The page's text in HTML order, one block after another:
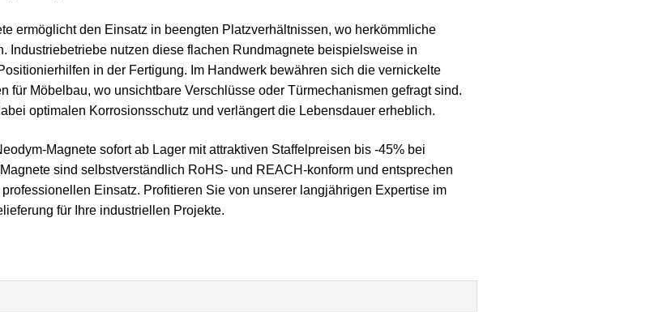
ermöglicht den Einsatz in beengten Platzverhältnissen, wo herkömmliche
Industriebetriebe nutzen diese flachen Rundmagnete beispielsweise in
in der Fertigung. Im Handwerk bewähren sich die vernickelte
für Möbelbau, wo unsichtbare Verschlüsse oder Türmechanismen gefragt sind.
optimalen Korrosionsschutz und verlängert die Lebensdauer erheblich.
Magnete sofort ab Lager mit attraktiven Staffelpreisen bis -45% bei
sind selbstverständlich RoHS- und REACH-konform und entsprechen
Einsatz. Profitieren Sie von unserer langjährigen Expertise im
für Ihre industriellen Projekte.